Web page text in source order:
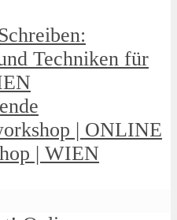
Techniken für
| ONLINE
| WIEN